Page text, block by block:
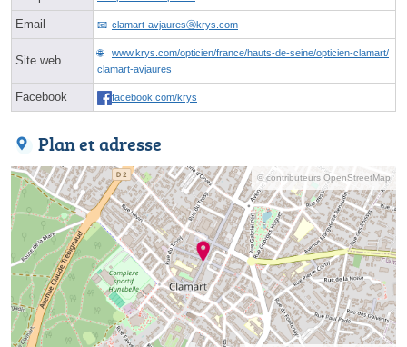
Email clamart-avjauresⓐkrys.com
Site web
www.krys.com/opticien/france/hauts-de-seine/opticien-clamart/
clamart-avjaures
Facebook facebook.com/krys
Plan et adresse
© contributeurs OpenStreetMap